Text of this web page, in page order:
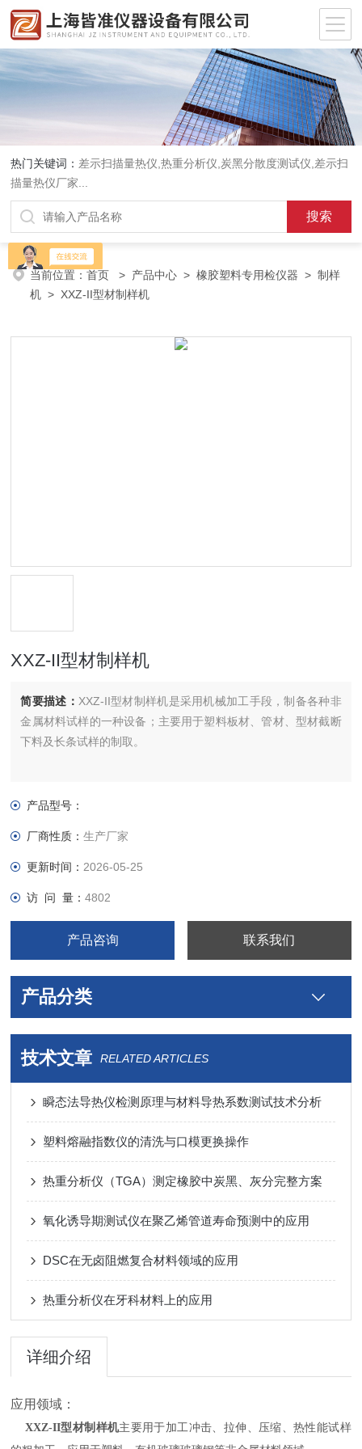
热门关键词： 差示扫描量热仪 ,热重分析仪 炭黑分散度测试仪 差示扫
描量热仪厂家
当前位置：首页 > 产品中心 >橡胶塑料专用检仪器 >制样
机 > XXZ-II型材制样机
XXZ-II型材制样机
简要描述： XXZ-II型材制样机是采用机械加工手段，制备各种非
金属材料试样的一种设备；主要用于塑料板材、管材、型材截断
下料及长条试样的制取。
产品型号：
厂商性质：生产厂家
更新时间： 2026-05-25
访 问 量：4802
产品咨询 联系我们
产品分类
技术文章 RELATED ARTICLES
瞬态法导热仪检测原理与材料导热系数测试技术分析
塑料熔融指数仪的清洗与口模更换操作
热重分析仪（TGA）测定橡胶中炭黑、灰分完整方案
氧化诱导期测试仪在聚乙烯管道寿命预测中的应用
DSC在无卤阻燃复合材料领域的应用
热重分析仪在牙科材料上的应用
详细介绍
应用领域：
XXZ-II型材制样机主要用于加工冲击、拉伸、压缩、热性能试样